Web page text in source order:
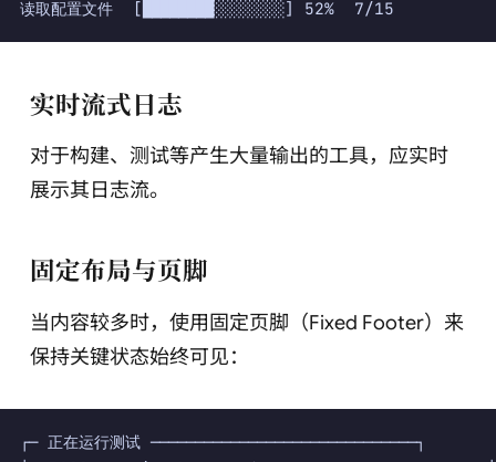
实时流式日志
对于构建、测试等产生大量输出的工具，应实时
展示其日志流。
固定布局与页脚
当内容较多时，使用固定页脚（Fixed Footer）来
保持关键状态始终可见：
┌─ 正在运行测试 ──────────────────────────────┐